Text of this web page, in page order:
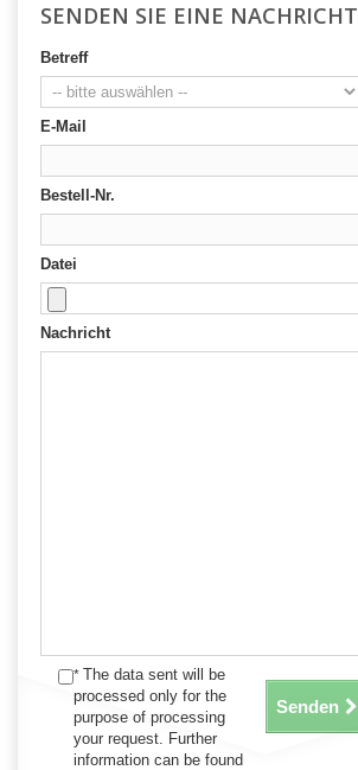
SENDEN SIE EINE NACHRICHT
Betreff
E-Mail
Bestell-Nr.
Datei
Nachricht
* The data sent will be
processed only for the
purpose of processing
your request. Further
information can be found
Senden